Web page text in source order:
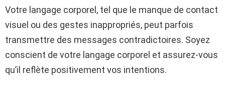
Votre langage corporel, tel que le manque de contact
visuel ou des gestes inappropriés, peut parfois
transmettre des messages contradictoires. Soyez
conscient de votre langage corporel et assurez-vous
qu’il reflète positivement vos intentions.